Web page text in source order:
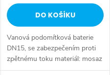
DO KOŠÍKU
Vanová podomítková baterie
DN15, se zabezpečením proti
zpětnému toku materiál: mosaz
barevné provedení: chrom